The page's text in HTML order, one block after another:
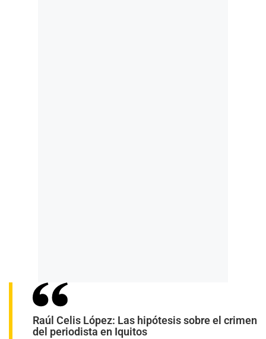
Raúl Celis López: Las hipótesis sobre el crimen
del periodista en Iquitos